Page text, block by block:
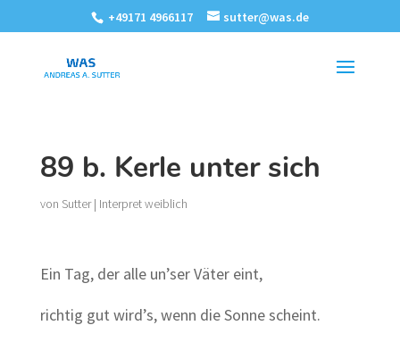
+49171 4966117 sutter@was.de
89 b. Kerle unter sich
von Sutter| Interpret weiblich
Ein Tag, der alle un’ser Väter eint,
richtig gut wird’s, wenn die Sonne scheint.